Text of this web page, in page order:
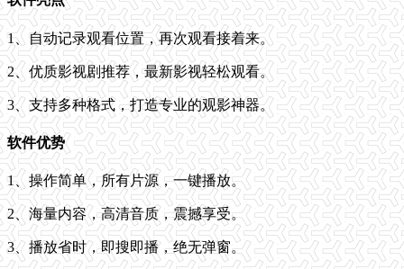
1、自动记录观看位置，再次观看接着来。
2、优质影视剧推荐，最新影视轻松观看。
3、支持多种格式，打造专业的观影神器。
软件优势
1、操作简单，所有片源，一键播放。
2、海量内容，高清音质，震撼享受。
3、播放省时，即搜即播，绝无弹窗。